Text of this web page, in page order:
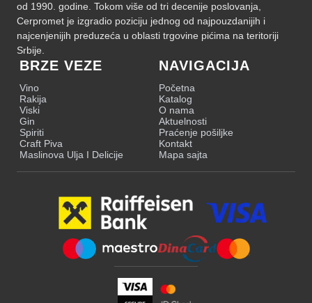
od 1990. godine. Tokom više od tri decenije poslovanja,
Cerpromet je izgradio poziciju jednog od najpouzdanijih i
najcenjenijih preduzeća u oblasti trgovine pićima na teritoriji
Srbije.
BRZE VEZE
Vino
Rakija
Viski
Gin
Spiriti
Craft Piva
Maslinova Ulja I Delicije
NAVIGACIJA
Početna
Katalog
O nama
Aktuelnosti
Praćenje pošiljke
Kontakt
Mapa sajta